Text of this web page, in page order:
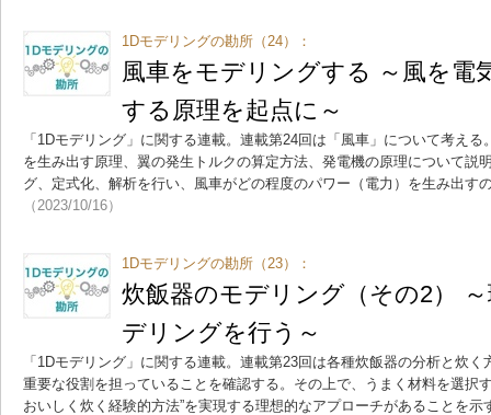
1Dモデリングの勘所（24）：
風車をモデリングする ～風を電
する原理を起点に～
「1Dモデリング」に関する連載。連載第24回は「風車」について考え
を生み出す原理、翼の発生トルクの算定方法、発電機の原理について説
グ、定式化、解析を行い、風車がどの程度のパワー（電力）を生み出す
（2023/10/16）
1Dモデリングの勘所（23）：
炊飯器のモデリング（その2）
デリングを行う～
「1Dモデリング」に関する連載。連載第23回は各種炊飯器の分析と炊
重要な役割を担っていることを確認する。その上で、うまく材料を選択
おいしく炊く経験的方法”を実現する理想的なアプローチがあることを